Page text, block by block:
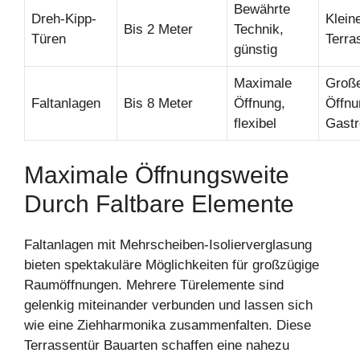
Dreh-Kipp-
Türen
Bis 2 Meter
Bewährte
Technik,
günstig
Faltanlagen Bis 8 Meter
Maximale
Öffnung,
flexibel
Maximale Öffnungsweite
Durch Faltbare Elemente
Faltanlagen mit Mehrscheiben-Isolierverglasung
bieten spektakuläre Möglichkeiten für großzügige
Raumöffnungen. Mehrere Türelemente sind
gelenkig miteinander verbunden und lassen sich
wie eine Ziehharmonika zusammenfalten. Diese
Terrassentür Bauarten schaffen eine nahezu